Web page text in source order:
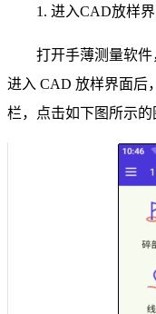
1. 进入CAD放样
打开手薄测量软
进入 CAD 放样界面后
栏，点击如下图所示的